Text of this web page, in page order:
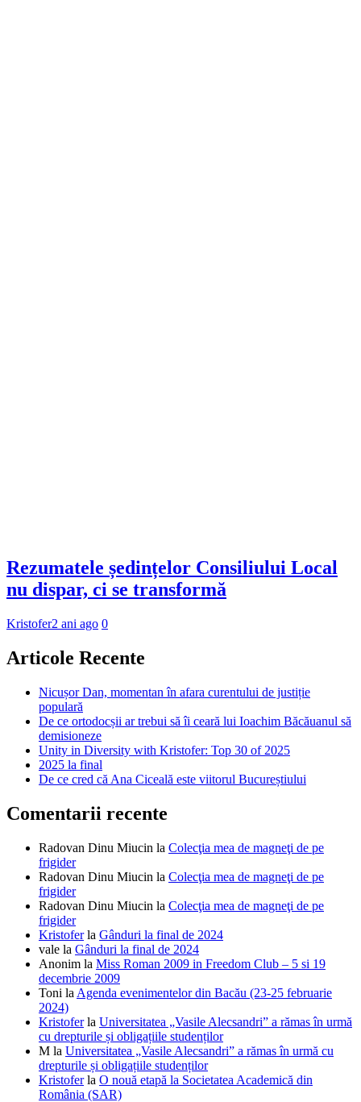
Rezumatele ședințelor Consiliului Local
nu dispar, ci se transformă
Kristofer2 ani ago 0
Articole Recente
Nicușor Dan, momentan în afara curentului de justiție
populară
De ce ortodocșii ar trebui să îi ceară lui Ioachim Băcăuanul să
demisioneze
Unity in Diversity with Kristofer: Top 30 of 2025
2025 la final
De ce cred că Ana Ciceală este viitorul Bucureștiului
Comentarii recente
Radovan Dinu Miucin la Colecţia mea de magneţi de pe
frigider
Radovan Dinu Miucin la Colecţia mea de magneţi de pe
frigider
Radovan Dinu Miucin la Colecţia mea de magneţi de pe
frigider
Kristoferla Gânduri la final de 2024
vale la Gânduri la final de 2024
Anonim la Miss Roman 2009 in Freedom Club – 5 si 19
decembrie 2009
Toni la Agenda evenimentelor din Bacău (23-25 februarie
2024)
Kristoferla Universitatea „Vasile Alecsandri” a rămas în urmă
cu drepturile și obligațiile studenților
M la Universitatea „Vasile Alecsandri” a rămas în urmă cu
drepturile și obligațiile studenților
Kristoferla O nouă etapă la Societatea Academică din
România (SAR)